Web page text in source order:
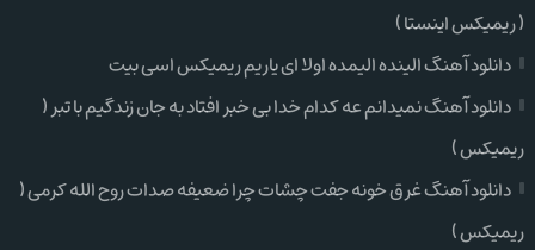
( ریمیکس اینستا )
دانلود آهنگ الینده الیمده اولا ای یاریم ریمیکس اسی بیت
دانلود آهنگ نمیدانم عه کدام خدا بی خبر افتاد به جان زندگیم با تبر (
ریمیکس )
دانلود آهنگ غرق خونه جفت چشات چرا ضعیفه صدات روح الله کرمی (
ریمیکس )